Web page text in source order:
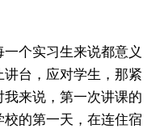
个实习生来说都意义
台，应对学生，那紧
来说，第一次讲课的
的第一天，在连住宿